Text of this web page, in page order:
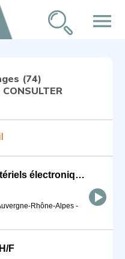
menu
(74)
Agent de fabrication de matériels électroniques Longue mission (H/F)
Rhône-Alpes -
F